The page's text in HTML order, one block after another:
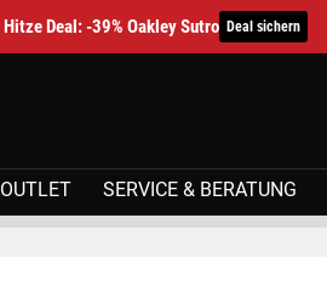
Hitze Deal: -39% Oakley Sutro Deal sichern
OUTLET SERVICE & BERATUNG